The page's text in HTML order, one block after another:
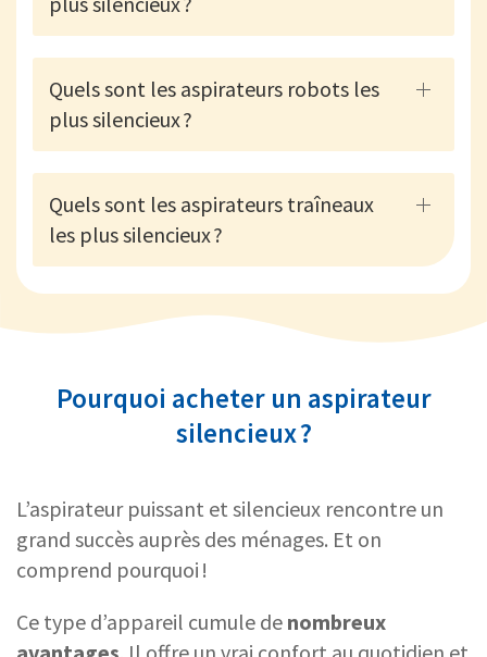
Quels sont les aspirateurs robots les
plus silencieux ?
Quels sont les aspirateurs traîneaux
les plus silencieux ?
Pourquoi acheter un aspirateur
silencieux ?
L’aspirateur puissant et silencieux rencontre un
grand succès auprès des ménages. Et on
comprend pourquoi !
Ce type d’appareil cumule de nombreux